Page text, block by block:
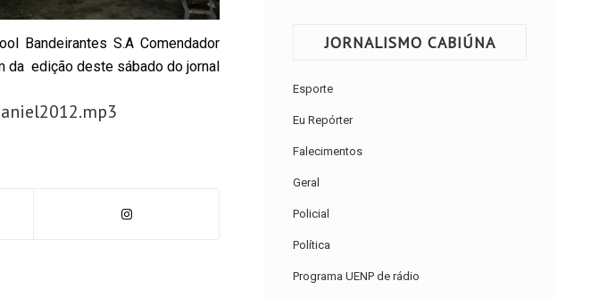
Bandeirantes S.A Comendador
edição deste sábado do jornal
JORNALISMO CABIÚNA
Esporte
Eu Repórter
Falecimentos
Geral
Policial
Política
Programa UENP de rádio